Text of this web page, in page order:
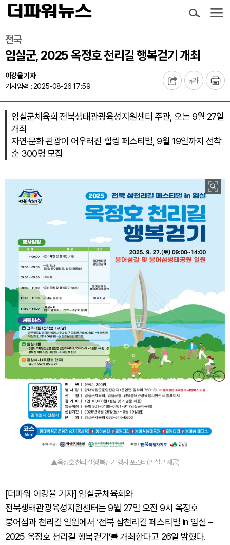
전국
임실군, 2025 옥정호 천리길 행복걷기 개최
이강율 기자
기사입력 : 2025-08-26 17:59
임실군체육회‧전북생태관광육성지원센터 주관, 오는 9월 27일
개최
자연‧문화‧관광이 어우러진 힐링 페스티벌, 9월 19일까지 선착
순 300명 모집
▲옥정호 천리길 행복걷기 행사 포스터(임실군 제공)
[더파워 이강율 기자] 임실군체육회와
전북생태관광육성지원센터는 9월 27일 오전 9시 옥정호
붕어섬과 천리길 일원에서 ‘전북 삼천리길 페스티벌 in 임실 –
2025 옥정호 천리길 행복걷기’를 개최한다고 26일 밝혔다.